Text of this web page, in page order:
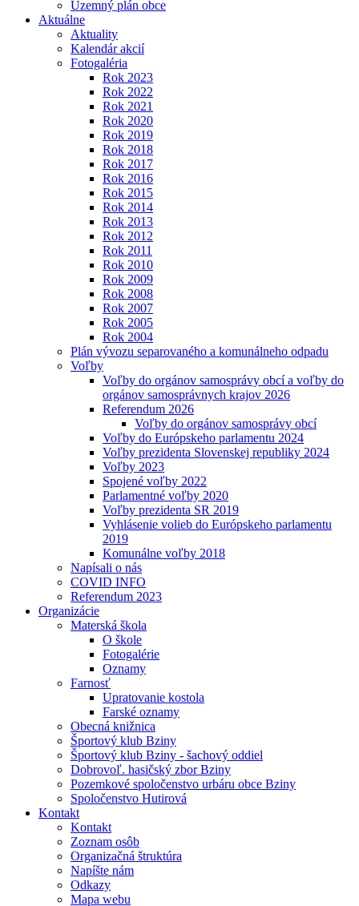
Územný plán obce
Aktuálne
Aktuality
Kalendár akcií
Fotogaléria
Rok 2023
Rok 2022
Rok 2021
Rok 2020
Rok 2019
Rok 2018
Rok 2017
Rok 2016
Rok 2015
Rok 2014
Rok 2013
Rok 2012
Rok 2011
Rok 2010
Rok 2009
Rok 2008
Rok 2007
Rok 2005
Rok 2004
Plán vývozu separovaného a komunálneho odpadu
Voľby
Voľby do orgánov samosprávy obcí a voľby do
orgánov samosprávnych krajov 2026
Referendum 2026
Voľby do orgánov samosprávy obcí
Voľby do Európskeho parlamentu 2024
Voľby prezidenta Slovenskej republiky 2024
Voľby 2023
Spojené voľby 2022
Parlamentné voľby 2020
Voľby prezidenta SR 2019
Vyhlásenie volieb do Európskeho parlamentu
2019
Komunálne voľby 2018
Napísali o nás
COVID INFO
Referendum 2023
Organizácie
Materská škola
O škole
Fotogalérie
Oznamy
Farnosť
Upratovanie kostola
Farské oznamy
Obecná knižnica
Športový klub Bziny
Športový klub Bziny - šachový oddiel
Dobrovoľ. hasičský zbor Bziny
Pozemkové spoločenstvo urbáru obce Bziny
Spoločenstvo Hutirová
Kontakt
Kontakt
Zoznam osôb
Organizačná štruktúra
Napíšte nám
Odkazy
Mapa webu